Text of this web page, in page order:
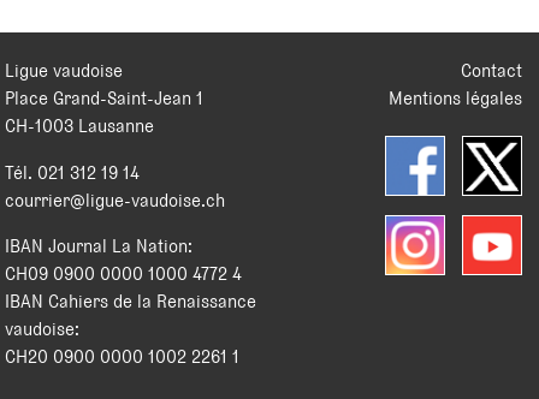
Contact
Mentions légales
Ligue vaudoise
Place Grand-Saint-Jean 1
CH-1003 Lausanne
Tél. 021 312 19 14
courrier@ligue-vaudoise.ch
IBAN Journal La Nation:
CH09 0900 0000 1000 4772 4
IBAN Cahiers de la Renaissance
vaudoise:
CH20 0900 0000 1002 2261 1